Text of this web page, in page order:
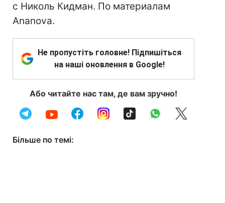
с Николь Кидман. По материалам
Ananova.
Не пропустіть головне! Підпишіться
на наші оновлення в Google!
Або читайте нас там, де вам зручно!
Більше по темі: